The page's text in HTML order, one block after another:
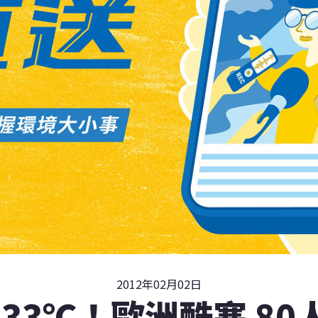
2012年02月02日